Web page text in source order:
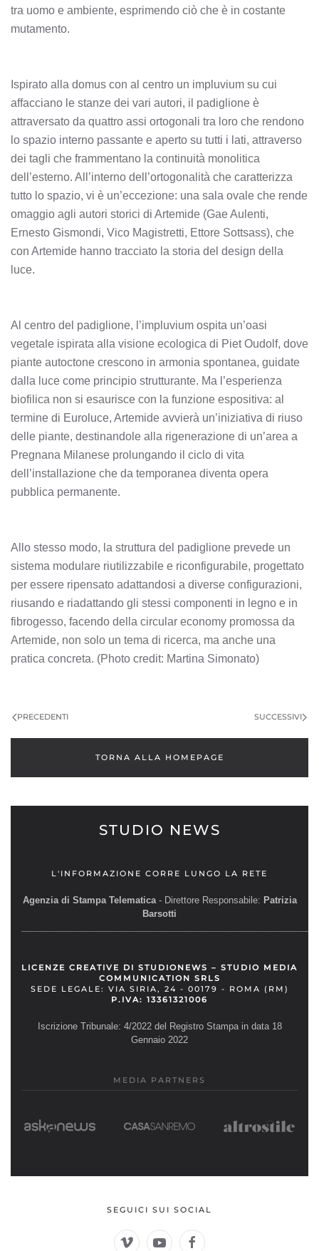
tra uomo e ambiente, esprimendo ciò che è in costante
mutamento.
Ispirato alla domus con al centro un impluvium su cui
affacciano le stanze dei vari autori, il padiglione è
attraversato da quattro assi ortogonali tra loro che rendono
lo spazio interno passante e aperto su tutti i lati, attraverso
dei tagli che frammentano la continuità monolitica
dell’esterno. All’interno dell’ortogonalità che caratterizza
tutto lo spazio, vi è un’eccezione: una sala ovale che rende
omaggio agli autori storici di Artemide (Gae Aulenti,
Ernesto Gismondi, Vico Magistretti, Ettore Sottsass), che
con Artemide hanno tracciato la storia del design della
luce.
Al centro del padiglione, l’impluvium ospita un’oasi
vegetale ispirata alla visione ecologica di Piet Oudolf, dove
piante autoctone crescono in armonia spontanea, guidate
dalla luce come principio strutturante. Ma l’esperienza
biofilica non si esaurisce con la funzione espositiva: al
termine di Euroluce, Artemide avvierà un’iniziativa di riuso
delle piante, destinandole alla rigenerazione di un’area a
Pregnana Milanese prolungando il ciclo di vita
dell’installazione che da temporanea diventa opera
pubblica permanente.
Allo stesso modo, la struttura del padiglione prevede un
sistema modulare riutilizzabile e riconfigurabile, progettato
per essere ripensato adattandosi a diverse configurazioni,
riusando e riadattando gli stessi componenti in legno e in
fibrogesso, facendo della circular economy promossa da
Artemide, non solo un tema di ricerca, ma anche una
pratica concreta. (Photo credit: Martina Simonato)
PRECEDENTI SUCCESSIVI
TORNA ALLA HOMEPAGE
STUDIO NEWS
L'INFORMAZIONE CORRE LUNGO LA RETE
Agenzia di Stampa Telematica- Direttore Responsabile: Patrizia
Barsotti
LICENZE CREATIVE DI STUDIONEWS – STUDIO MEDIA
COMMUNICATION SRLS
SEDE LEGALE: VIA SIRIA, 24 - 00179 - ROMA (RM)
P.IVA: 13361321006
Iscrizione Tribunale: 4/2022 del Registro Stampa in data 18
Gennaio 2022
MEDIA PARTNERS
SEGUICI SUI SOCIAL